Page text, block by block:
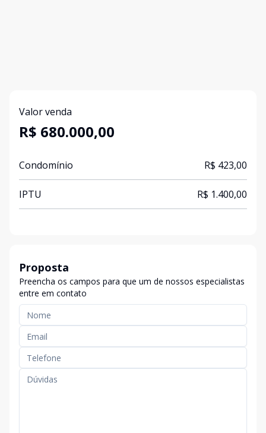
Valor venda
R$ 680.000,00
Condomínio R$ 423,00
IPTU R$ 1.400,00
Proposta
Preencha os campos para que um de nossos especialistas
entre em contato